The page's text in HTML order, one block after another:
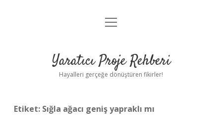
Anasayfa
Yasal Uyarı
menüyü
Yaratıcı Proje Rehberi
Hayalleri gerçeğe dönüştüren fikirler!
Etiket: Sığla ağacı geniş yapraklı mı